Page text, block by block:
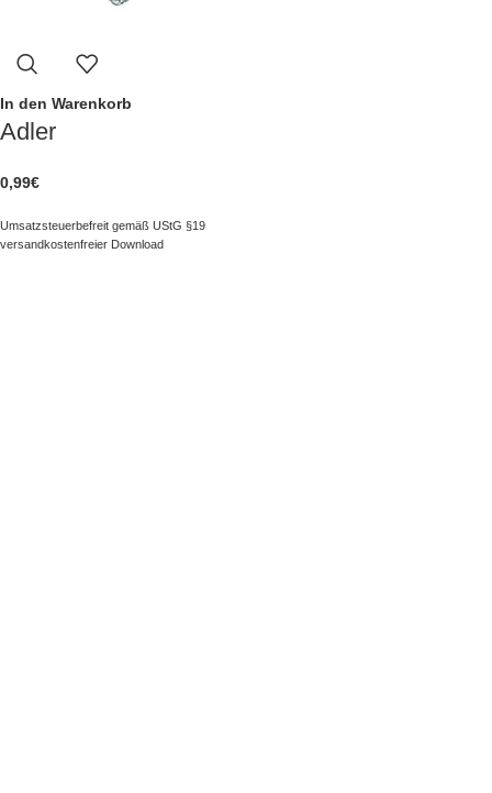
In den Warenkorb
Adler
0,99€
Umsatzsteuerbefreit gemäß UStG §19
versandkostenfreier Download